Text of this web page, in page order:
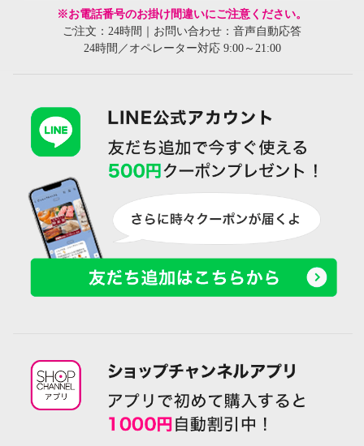
※お電話番号のお掛け間違いにご注意ください。
ご注文：24時間｜お問い合わせ：音声自動応答
24時間／オペレーター対応 9:00～21:00